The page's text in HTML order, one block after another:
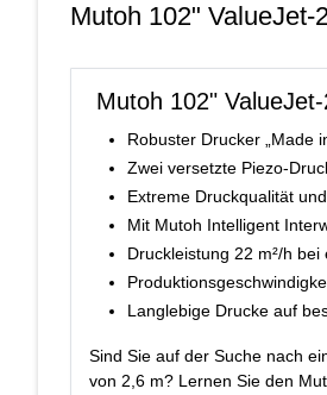
Mutoh 102" ValueJet-
Mutoh 102"
Robuster Drucker „Made
Zwei versetzte Piezo-
Extreme Druckqualität
Mit Mutoh Intelligent
Druckleistung 22 m²/h
Langlebige Drucke auf
Sind Sie auf der Suche nach
von 2,6 m? Lernen Sie den